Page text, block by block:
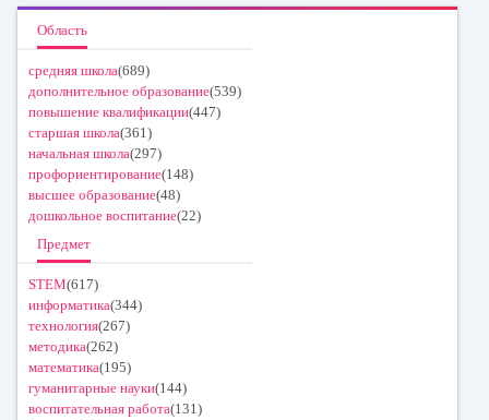
Область
средняя школа(689)
дополнительное образование(539)
повышение квалификации(447)
старшая школа(361)
начальная школа(297)
профориентирование(148)
высшее образование(48)
дошкольное воспитание(22)
Предмет
STEM(617)
информатика(344)
технология(267)
методика(262)
математика(195)
гуманитарные науки(144)
воспитательная работа(131)